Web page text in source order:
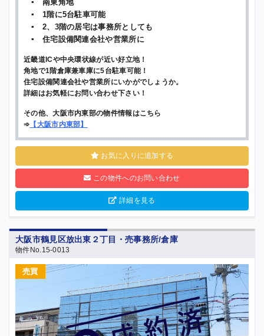
▪ 南東角地
▪ 1階に5台駐車可能
▪ 2、3階の居宅は事務所としても
▪ 住宅設備関連会社や営業所に
近畿道ICや中央環状線が近い好立地！
角地で1階倉庫兼車庫に5台駐車可能！
住宅設備関連会社や営業所にいかがでしょうか。
詳細はお気軽にお問い合わせ下さい！
その他、大阪市内東部の物件情報はこちら
➾ 【大阪市内東部】
お気に入りに追加する
この物件へのお問い合わせ
詳細を見る
大阪市鶴見区放出東２丁目・売事務所/倉庫
物件No.15-0013
売買